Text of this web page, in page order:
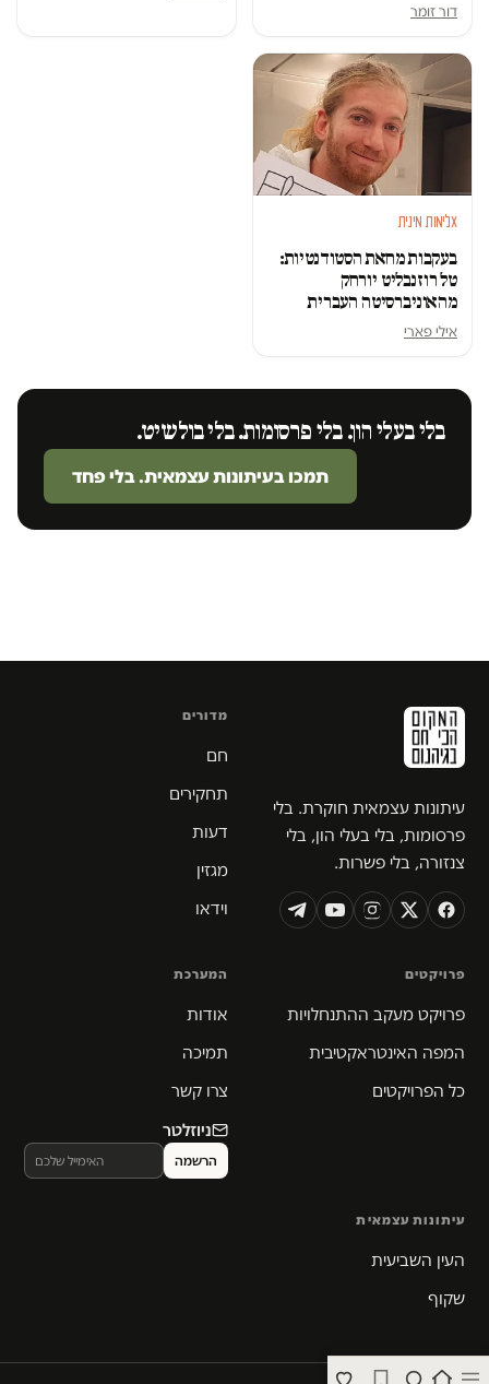
דור זומר
אלימות מינית
בעקבות מחאת הסטודנטיות:
טל רוזנבליט יורחק
מהאוניברסיטה העברית
אילי פארי
בלי בעלי הון. בלי פרסומות. בלי בולשיט.
תמכו בעיתונות עצמאית. בלי פחד
עיתונות עצמאית חוקרת. בלי
פרסומות, בלי בעלי הון, בלי
צנזורה, בלי פשרות.
מדורים
חם
תחקירים
דעות
מגזין
וידאו
פרויקטים
פרויקט מעקב ההתנחלויות
המפה האינטראקטיבית
כל הפרויקטים
המערכת
אודות
תמיכה
צרו קשר
ניוזלטר
עיתונות עצמאית
העין השביעית
שקוף